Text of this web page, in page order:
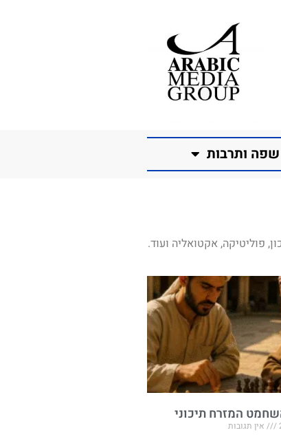
שפה ותרבות
פוליטיקה, אקטואליה ועוד.
המזרח תיכוני
אין תגובות